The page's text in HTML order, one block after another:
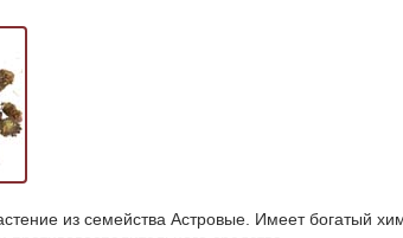
из семейства Астровые. Имеет богатый